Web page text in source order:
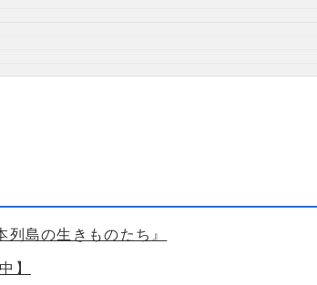
島の生きものたち』
】